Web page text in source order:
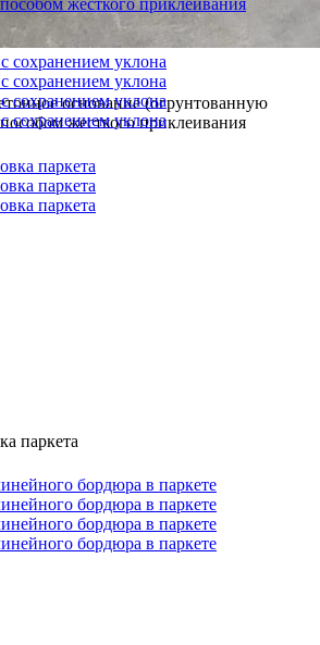
основание (огрунтованную
жесткого приклеивания
паркета